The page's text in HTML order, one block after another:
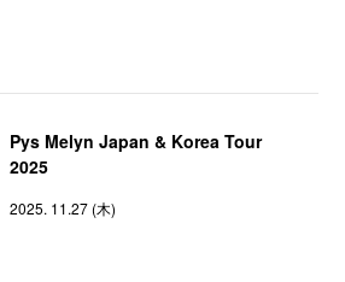
Pys Melyn Japan & Korea Tour
2025
2025. 11.27 (木)